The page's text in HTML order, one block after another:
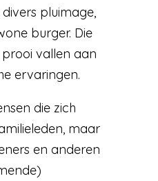
pluimage,
burger. Die
vallen aan
ervaringen.
die zich
maar
en anderen